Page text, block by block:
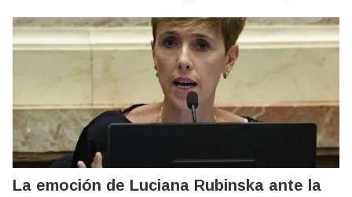
La emoción de Luciana Rubinska ante la